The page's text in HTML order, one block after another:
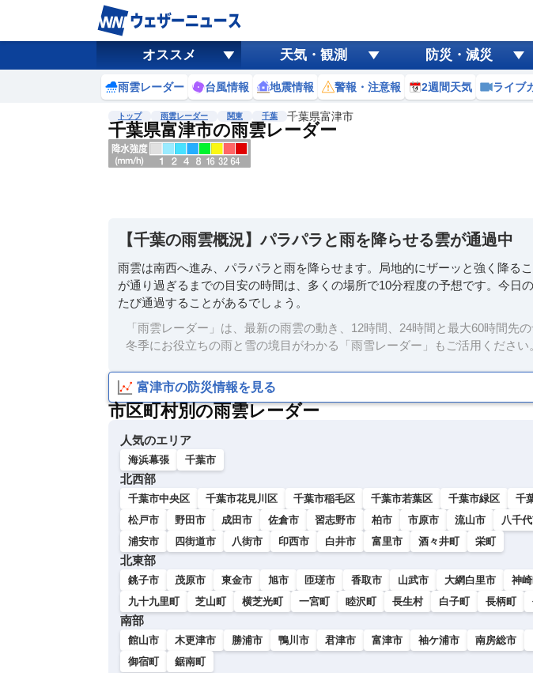
オススメ 天気・観測 防災・減災
雨雲レーダー 台風情報 地震情報 警報・注意報 2週間天気 ライブ
トップ 雨雲レーダー 関東 千葉 千葉県富津市
千葉県富津市の雨雲レーダー
【千葉の雨雲概況】パラパラと雨を降らせる雲が通過中
雨雲は南西へ進み、パラパラと雨を降らせます。局地的にザーッと強く降る
が通り過ぎるまでの目安の時間は、多くの場所で10分程度の予想です。今日
たび通過することがあるでしょう。
「雨雲レーダー」は、最新の雨雲の動き、12時間、24時間と最大60時間先の
冬季にお役立ちの雨と雪の境目がわかる「雨雪レーダー」もご活用ください
富津市の防災情報を見る
市区町村別の雨雲レーダー
人気のエリア
海浜幕張 千葉市
北西部
千葉市中央区 千葉市花見川区 千葉市稲毛区 千葉市若葉区 千葉市緑区 千
松戸市
野田市 成田市 佐倉市 習志野市 柏市 市原市 流山市 八千
浦安市
四街道市 八街市 印西市 白井市 富里市 酒々井町 栄町
北東部
銚子市 茂原市 東金市 旭市 匝瑳市 香取市 山武市 大網白里市 神
九十九里町
芝山町 横芝光町 一宮町 睦沢町 長生村 白子町 長柄町
南部
館山市 木更津市 勝浦市 鴨川市 君津市 富津市 袖ケ浦市 南房総市
御宿町
鋸南町